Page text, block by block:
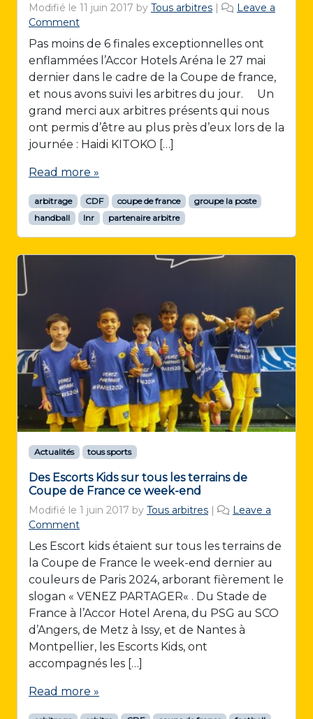
Modifié le 11 juin 2017 by Tous arbitres |
Leave a
Comment
Pas moins de 6 finales exceptionnelles ont
enflammées l’Accor Hotels Aréna le 27 mai
dernier dans le cadre de la Coupe de france,
et nous avons suivi les arbitres du jour. Un
grand merci aux arbitres présents qui nous
ont permis d’être au plus près d’eux lors de la
journée : Haidi KITOKO […]
Read more »
arbitrage CDF coupe de france
groupe la poste
handball
lnr partenaire arbitre
Actualités tous sports
Des Escorts Kids sur tous les terrains de
Coupe de France ce week-end
Modifié le 1 juin 2017 by Tous arbitres |
Leave a
Comment
Les Escort kids étaient sur tous les terrains de
la Coupe de France le week-end dernier au
couleurs de Paris 2024, arborant fièrement le
slogan « VENEZ PARTAGER« . Du Stade de
France à l’Accor Hotel Arena, du PSG au SCO
d’Angers, de Metz à Issy, et de Nantes à
Montpellier, les Escorts Kids, ont
accompagnés les […]
Read more »